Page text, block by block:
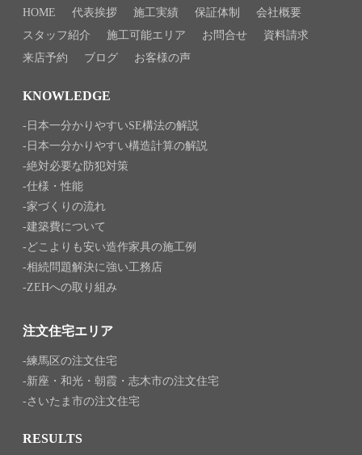
HOME 代表挨拶 施工実績 保証体制
会社概要
スタッフ紹介
施工可能エリア お問合せ
資料請求
来店予約
ブログ お客様の声
KNOWLEDGE
日本一分かりやすいSE構法の解説
日本一分かりやすい構造計算の解説
絶対必要な防犯対策
仕様・性能
家づくりの流れ
建築費について
どこよりも安い造作家具の施工例
相続問題解決に強い工務店
ZEHへの取り組み
注文住宅エリア
練馬区の注文住宅
新座・和光・朝霞・志木市の注文住宅
さいたま市の注文住宅
RESULTS